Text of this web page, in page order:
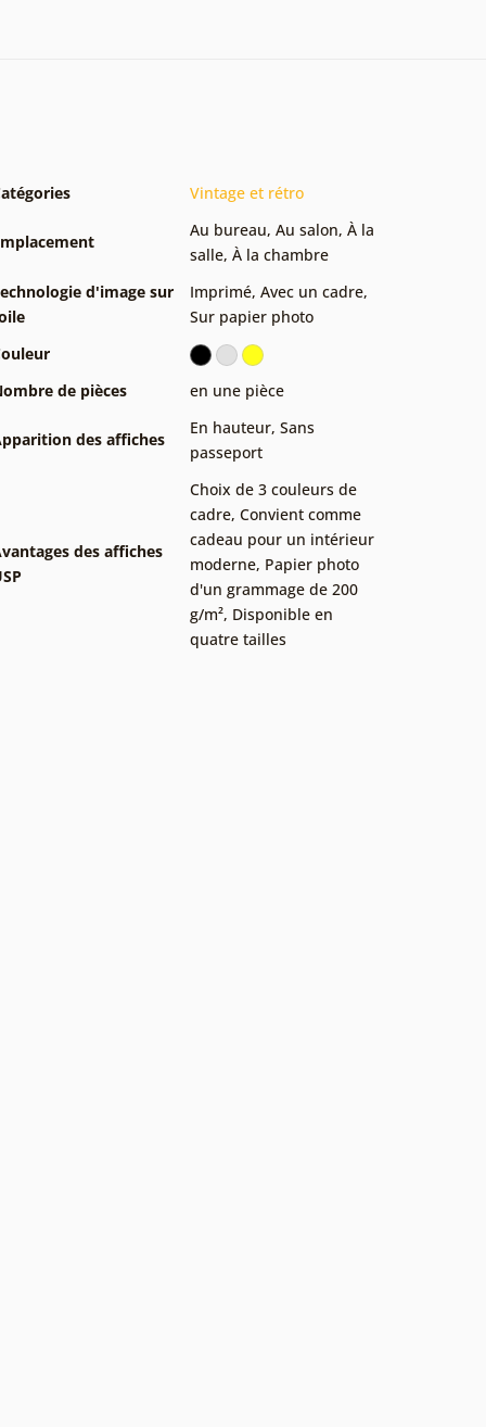
Vintage et rétro
Au bureau, Au salon, À la
salle, À la chambre
d'image sur
Imprimé, Avec un cadre,
Sur papier photo
de pièces
en une pièce
des affiches
En hauteur, Sans
passeport
des affiches
Choix de 3 couleurs de
cadre, Convient comme
cadeau pour un intérieur
moderne, Papier photo
d'un grammage de 200
g/m², Disponible en
quatre tailles